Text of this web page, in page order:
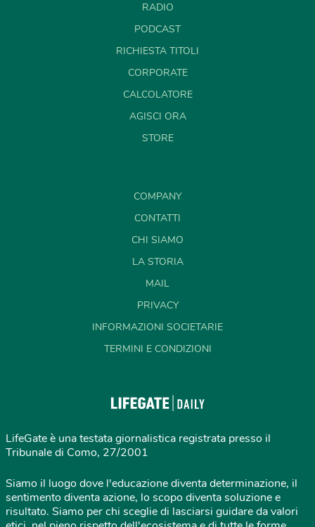
RADIO
PODCAST
RICHIESTA TITOLI
CORPORATE
CALCOLATORE
AGISCI ORA
STORE
COMPANY
CONTATTI
CHI SIAMO
LA STORIA
MAIL
PRIVACY
INFORMAZIONI SOCIETARIE
TERMINI E CONDIZIONI
LifeGate è una testata giornalistica registrata presso il
Tribunale di Como, 27/2001
Siamo il luogo dove l'educazione diventa determinazione, il
sentimento diventa azione, lo scopo diventa soluzione e
risultato. Siamo per chi sceglie di lasciarsi guidare da valori